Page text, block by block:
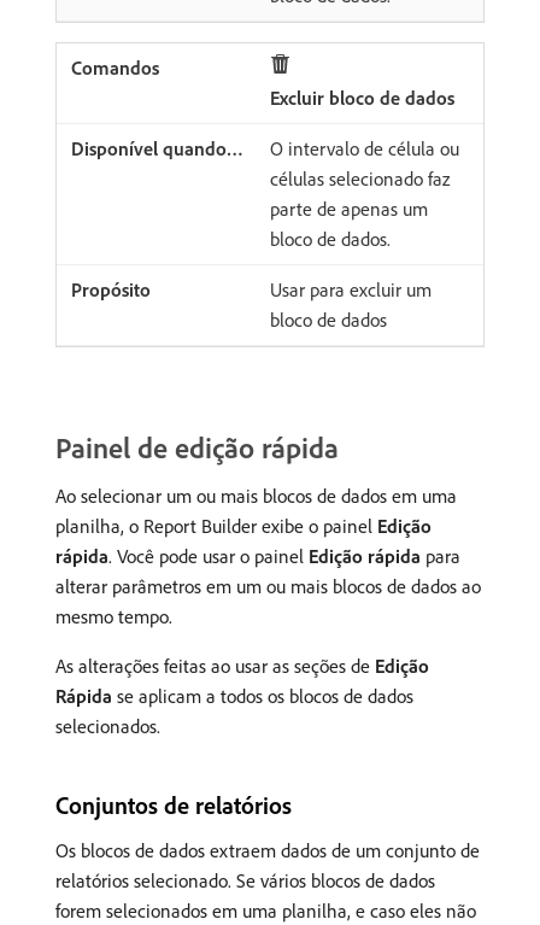
Excluir bloco de dados
O intervalo de célula ou
células selecionado faz
parte de apenas um
bloco de dados.
Usar para excluir um
bloco de dados
Painel de edição rápida
Ao selecionar um ou mais blocos de dados em uma
planilha, o Report Builder exibe o painel Edição
rápida. Você pode usar o painel Edição rápida para
alterar parâmetros em um ou mais blocos de dados ao
mesmo tempo.
As alterações feitas ao usar as seções de Edição
Rápida se aplicam a todos os blocos de dados
selecionados.
Conjuntos de relatórios
Os blocos de dados extraem dados de um conjunto de
relatórios selecionado. Se vários blocos de dados
forem selecionados em uma planilha, e caso eles não